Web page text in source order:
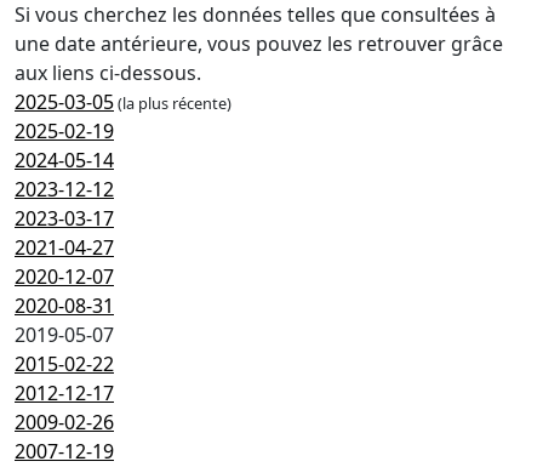
Si vous cherchez les données telles que consultées à
une date antérieure, vous pouvez les retrouver grâce
aux liens ci-dessous.
2025-03-05(la plus récente)
2025-02-19
2024-05-14
2023-12-12
2023-03-17
2021-04-27
2020-12-07
2020-08-31
2019-05-07
2015-02-22
2012-12-17
2009-02-26
2007-12-19